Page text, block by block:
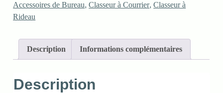
Accessoires de Bureau,Classeur à Courrier,Classeur à
Rideau
Description Informations complémentaires
Description